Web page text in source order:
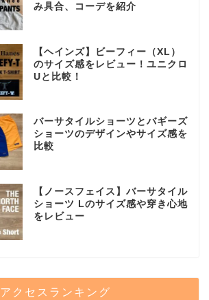
み具合、コーデを紹介
【ヘインズ】ビーフィー（XL）
のサイズ感をレビュー！ユニクロ
Uと比較！
バーサタイルショーツとバギーズ
ショーツのデザインやサイズ感を
比較
【ノースフェイス】バーサタイル
ショーツ Lのサイズ感や穿き心地
をレビュー
アクセスランキング